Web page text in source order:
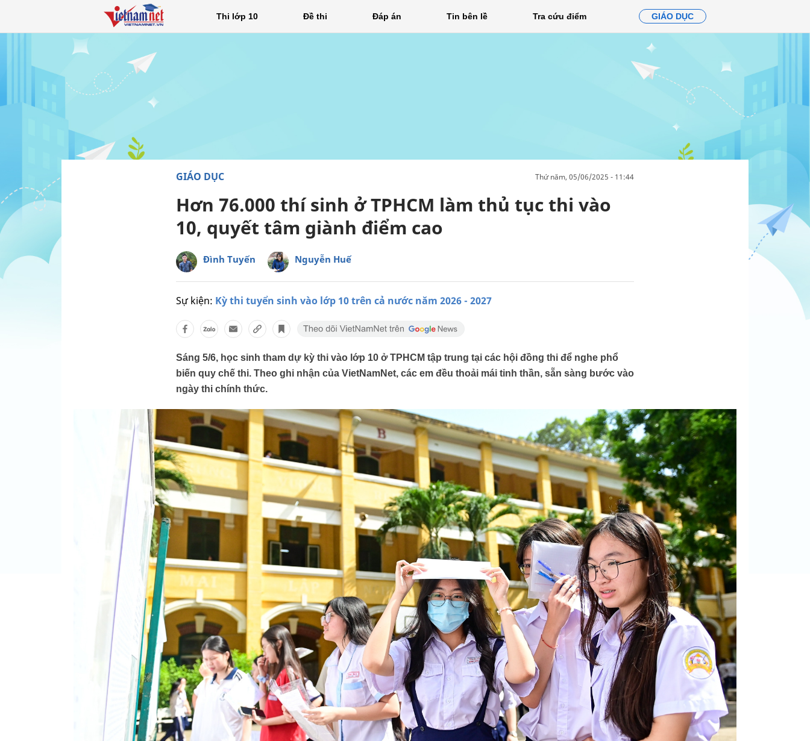
Thi lớp 10 Đề thi Đáp án Tin bên lề Tra cứu điểm GIÁO DỤC
GIÁO DỤC thứ năm, 05/06/2025 - 11:44
Hơn 76.000 thí sinh ở TPHCM làm thủ tục thi vào
10, quyết tâm giành điểm cao
Đình Tuyến Nguyễn Huế
Sự kiện: Kỳ thi tuyển sinh vào lớp 10 trên cả nước năm 2026 - 2027
Sáng 5/6, học sinh tham dự kỳ thi vào lớp 10 ở TPHCM tập trung tại các hội đồng thi để nghe phổ
biến quy chế thi. Theo ghi nhận của VietNamNet, các em đều thoải mái tinh thần, sẵn sàng bước vào
ngày thi chính thức.